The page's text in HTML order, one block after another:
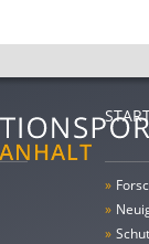
»
»
»